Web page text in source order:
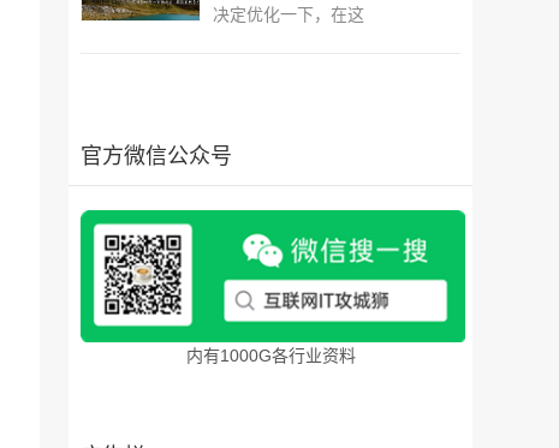
决定优化一下，在这
官方微信公众号
内有1000G各行业资料